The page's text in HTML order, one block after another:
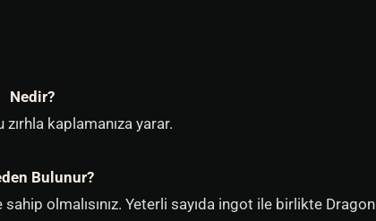
Nedir?
kaplamanıza yarar.
Bulunur?
olmalısınız. Yeterli sayıda ingot ile birlikte Dragon